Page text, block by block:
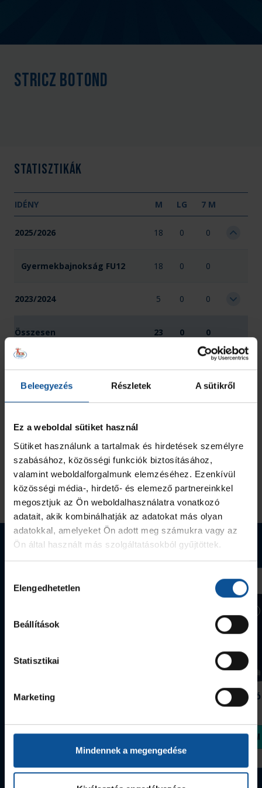
Beleegyezés Részletek A sütikről
Ez a weboldal sütiket használ
Sütiket használunk a tartalmak és hirdetések személyre
szabásához, közösségi funkciók biztosításához,
valamint weboldalforgalmunk elemzéséhez. Ezenkívül
közösségi média-, hirdető- és elemező partnereinkkel
megosztjuk az Ön weboldalhasználatra vonatkozó
adatait, akik kombinálhatják az adatokat más olyan
adatokkal, amelyeket Ön adott meg számukra vagy az
Ön által használt más szolgáltatásokból gyűjtöttek.
kiválasztása
Elengedhetetlen
Beállítások
Statisztikai
Marketing
Mindennek a megengedése
Stricz Botond
Statisztikák
IDÉNY M LG 7 M
2025/2026 18 0 0
Gyermekbajnokság FU12 18 0 0
2023/2024 5 0 0
Összesen 23 0 0
Webshop termékek
Grafitceruza 25/26
Megvásárolom
Szeged
Megvásárolom